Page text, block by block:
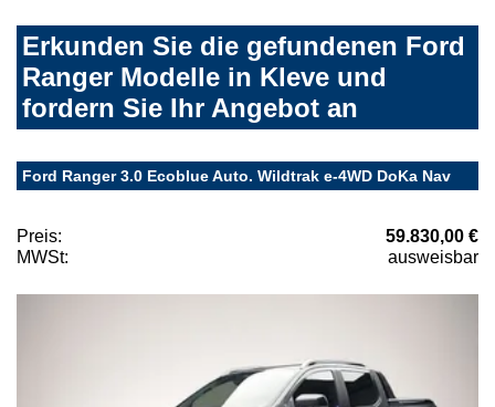
Erkunden Sie die gefundenen Ford
Ranger Modelle in Kleve und
fordern Sie Ihr Angebot an
Ford Ranger 3.0 Ecoblue Auto. Wildtrak e-4WD DoKa Nav
Preis:
59.830,00 €
MWSt:
ausweisbar